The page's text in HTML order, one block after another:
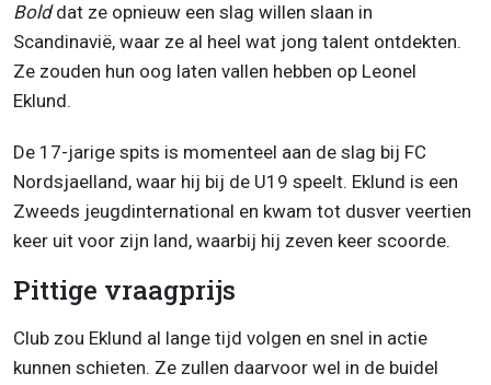
Bolddat ze opnieuw een slag willen slaan in
Scandinavië, waar ze al heel wat jong talent ontdekten.
Ze zouden hun oog laten vallen hebben op Leonel
Eklund.
De 17-jarige spits is momenteel aan de slag bij FC
Nordsjaelland, waar hij bij de U19 speelt. Eklund is een
Zweeds jeugdinternational en kwam tot dusver veertien
keer uit voor zijn land, waarbij hij zeven keer scoorde.
Pittige vraagprijs
Club zou Eklund al lange tijd volgen en snel in actie
kunnen schieten. Ze zullen daarvoor wel in de buidel